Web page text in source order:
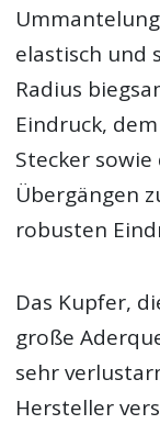
elastisch und
Radius
Eindruck,
Stecker
Übergängen
robusten
Das Kupfer,
große
sehr
Hersteller